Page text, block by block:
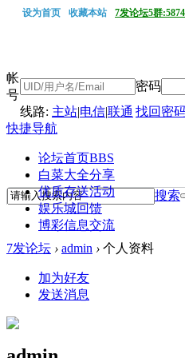
设为首页 收藏本站 7发论坛5群
帐
号
密码
线路: 主站|电信|联通 找回密
快捷导航
论坛首页BBS
白菜大全分享
优质存送活动
娱乐城回馈
博彩信息交流
搜索
7发论坛 › admin › 个人资料
加为好友
发送消息